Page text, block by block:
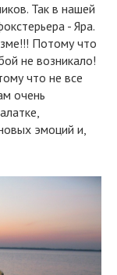
Так в нашей
- Яра.
Потому что
не возникало!
что не все
очень
эмоций и,